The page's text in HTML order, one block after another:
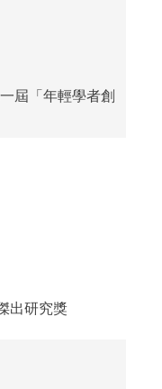
屆「年輕學者創
出研究獎